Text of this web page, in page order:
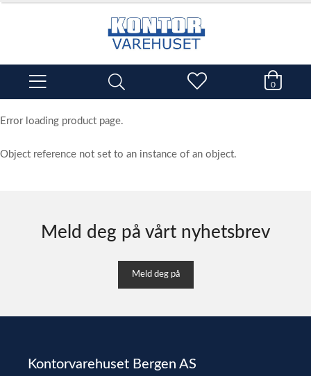
0
Error loading product page.
Object reference not set to an instance of an object.
Meld deg på vårt nyhetsbrev
Meld deg på
Kontorvarehuset Bergen AS